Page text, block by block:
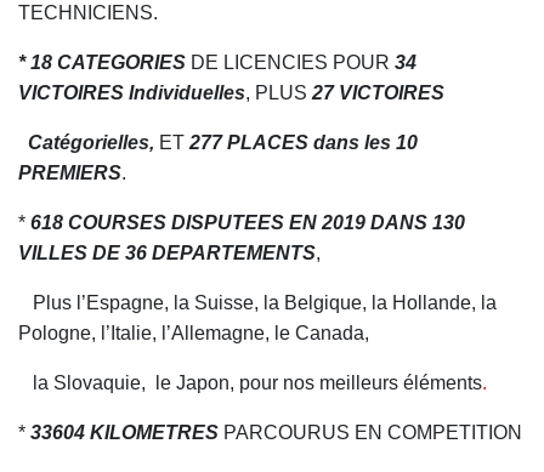
TECHNICIENS.
* 18 CATEGORIES DE LICENCIES POUR 34
VICTOIRES Individuelles, PLUS 27 VICTOIRES
Catégorielles, ET 277 PLACES dans les 10
PREMIERS.
* 618 COURSES DISPUTEES EN 2019 DANS 130
VILLES DE 36 DEPARTEMENTS,
Plus l’Espagne, la Suisse, la Belgique, la Hollande, la
Pologne, l’Italie, l’Allemagne, le Canada,
la Slovaquie, le Japon, pour nos meilleurs éléments.
* 33604 KILOMETRES PARCOURUS EN COMPETITION